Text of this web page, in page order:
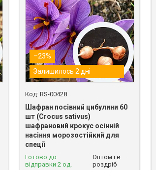
–23%
Залишилось 2 дні
RS-00428
Шафран посівний цибулини 60
шт (Crocus sativus)
шафрановий крокус осінній
насіння морозостійкий для
спеції
Готово до
відправки 2 од.
Оптом і в
роздріб